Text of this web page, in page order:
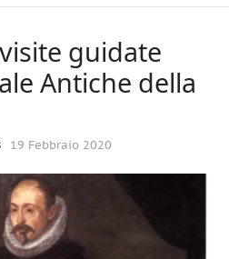
guidate
Antiche della
19 Febbraio 2020